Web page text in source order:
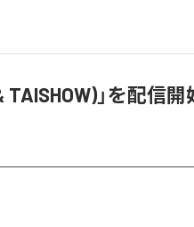
」を配信開